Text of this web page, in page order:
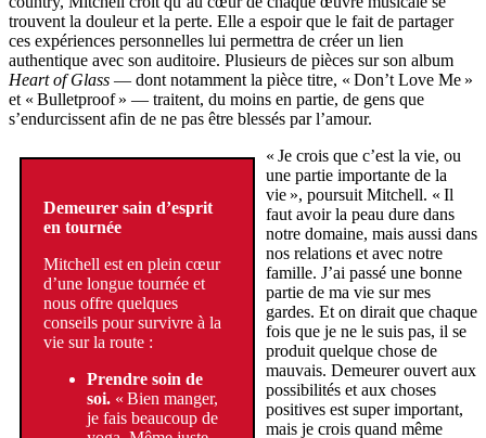
trouvent la douleur et la perte. Elle a espoir que le fait de partager
ces expériences personnelles lui permettra de créer un lien
authentique avec son auditoire. Plusieurs de pièces sur son album
Heart of Glass — dont notamment la pièce titre, « Don’t Love Me »
et « Bulletproof » — traitent, du moins en partie, de gens que
s’endurcissent afin de ne pas être blessés par l’amour.
Demeurer sain d’esprit
en tournée
Mitchell est en plein cœur
d’une longue tournée et
nous offre quelques
conseils pour survivre à la
vie sur la route :
Prendre soin de
soi. « Bien manger,
je fais beaucoup de
« Je crois que c’est la vie, ou
une partie importante de la
vie », poursuit Mitchell. « Il
faut avoir la peau dure dans
notre domaine, mais aussi dans
nos relations et avec notre
famille. J’ai passé une bonne
partie de ma vie sur mes
gardes. Et on dirait que chaque
fois que je ne le suis pas, il se
produit quelque chose de
mauvais. Demeurer ouvert aux
possibilités et aux choses
positives est super important,
mais je crois quand même